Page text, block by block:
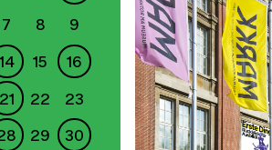
7 8
9
14 15
16
21 22
23
29
30